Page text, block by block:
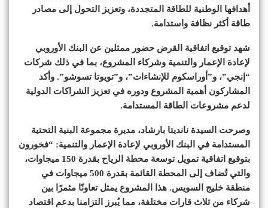
أهدافها الوطنية للطاقة المتجددة، وتعزيز التحول إلى مصادر
طاقة أكثر نظافة واستدامة.
شهد توقيع اتفاقية القرض حضور ممثلين عن البنك الأوروبي
لإعادة الإعمار والتنمية وشركاء المشروع، بما في ذلك شركات
“إنجي”، و”أوراسكوم للإنشاءات”، و”تويوتا تسوشو”. وأكد
المشاركون أهمية المشروع ودوره في تعزيز الشراكات الدولية
لدعم مشروعات الطاقة المستدامة.
وصرحت السيدة نانديتا بارشاد، مديرة مجموعة البنية التحتية
المستدامة في البنك الأوروبي لإعادة الإعمار والتنمية: “فخورون
بتوقيع اتفاقية تمويل توسعة محطة الرياح بقدرة 150 ميجاوات،
والتي تُضاف إلى المحطة القائمة بقدرة 500 ميجاوات في
منطقة خليج السويس. هذا المشروع يمثل تعاونًا مثمرًا بين
شركاء من ثلاث قارات مختلفة، مما يُبرز التزامنا بدعم اقتصاد